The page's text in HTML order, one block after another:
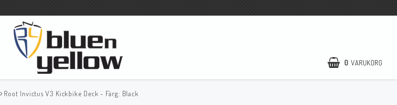
0 VARUKORG
Root Invictus V3 Kickbike Deck - Färg: Black